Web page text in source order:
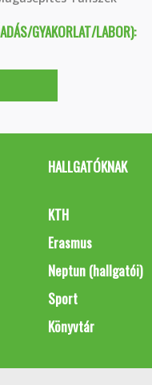
GYAKORLAT/LABOR):
HALLGATÓKNAK
KTH
Erasmus
Neptun (hallgatói)
Sport
Könyvtár